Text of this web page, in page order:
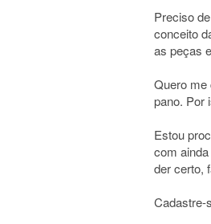
Preciso
conceito
as peças
Quero me
pano. Por
Estou
com
der certo,
Cadastre-